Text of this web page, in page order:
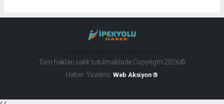
Tüm hakları saklı tutulmaktadır.Copyright 2026©
Haber Yazılımı: Web Aksiyon ®